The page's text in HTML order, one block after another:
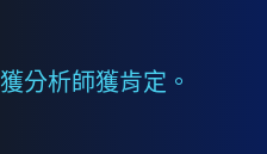
獲分析師獲肯定。